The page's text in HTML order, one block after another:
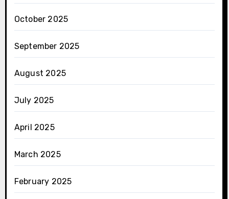
October 2025
September 2025
August 2025
July 2025
April 2025
March 2025
February 2025